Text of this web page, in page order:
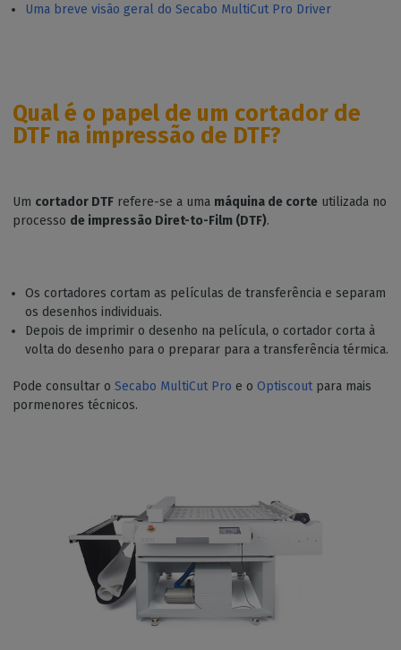
Uma breve visão geral do Secabo MultiCut Pro Driver
Qual é o papel de um cortador de
DTF na impressão de DTF?
Um cortador DTF refere-se a uma máquina de corte utilizada no
processo de impressão Diret-to-Film (DTF).
Os cortadores cortam as películas de transferência e separam
os desenhos individuais.
Depois de imprimir o desenho na película, o cortador corta à
volta do desenho para o preparar para a transferência térmica.
Pode consultar o Secabo MultiCut Pro e o Optiscout para mais
pormenores técnicos.